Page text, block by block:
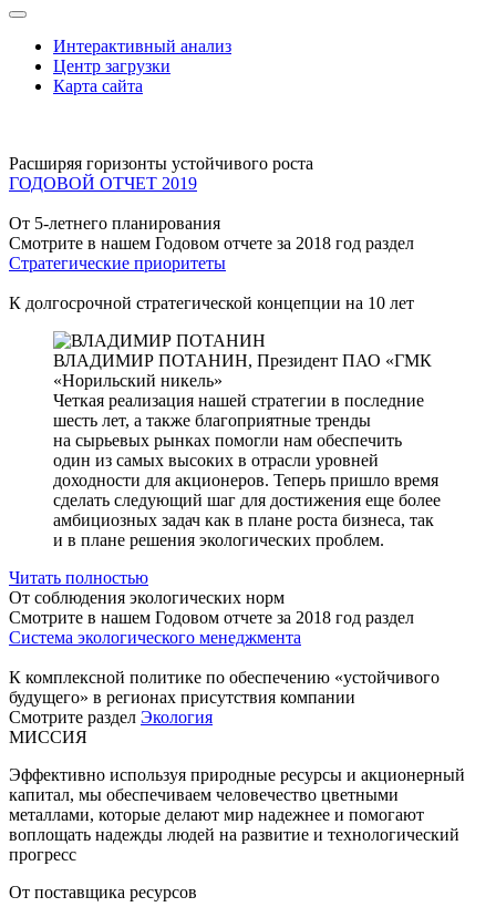
Интерактивный анализ
Центр загрузки
Карта сайта
Расширяя горизонты устойчивого роста
ГОДОВОЙ ОТЧЕТ 2019
От 5-летнего планирования
Смотрите в нашем Годовом отчете за 2018 год раздел
Стратегические приоритеты
К долгосрочной стратегической концепции на 10 лет
ВЛАДИМИР ПОТАНИН, Президент ПАО «ГМК
«Норильский никель»
Четкая реализация нашей стратегии в последние
шесть лет, а также благоприятные тренды
на сырьевых рынках помогли нам обеспечить
один из самых высоких в отрасли уровней
доходности для акционеров. Теперь пришло время
сделать следующий шаг для достижения еще более
амбициозных задач как в плане роста бизнеса, так
и в плане решения экологических проблем.
Читать полностью
От соблюдения экологических норм
Смотрите в нашем Годовом отчете за 2018 год раздел
Система экологического менеджмента
К комплексной политике по обеспечению «устойчивого
будущего» в регионах присутствия компании
Смотрите раздел Экология
МИССИЯ
Эффективно используя природные ресурсы и акционерный
капитал, мы обеспечиваем человечество цветными
металлами, которые делают мир надежнее и помогают
воплощать надежды людей на развитие и технологический
прогресс
От поставщика ресурсов